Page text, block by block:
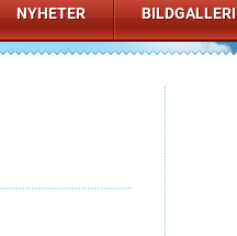
NYHETER BILDGALLERI